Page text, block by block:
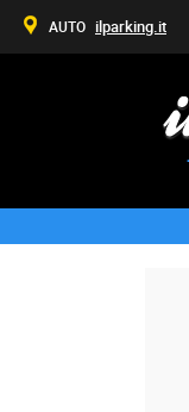
AUTO ilparking.it